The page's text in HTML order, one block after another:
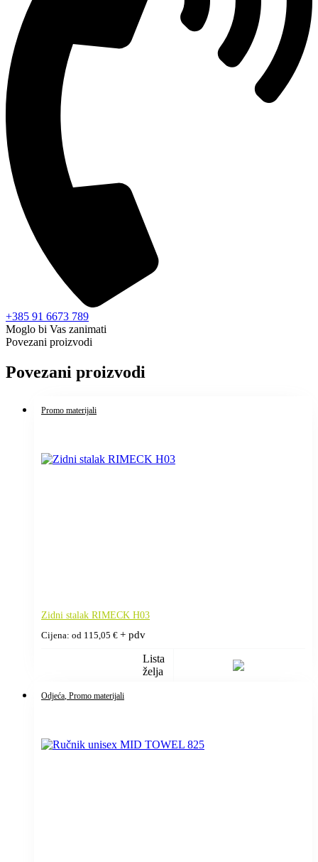
+385 91 6673 789
Moglo bi Vas zanimati
Povezani proizvodi
Povezani proizvodi
Promo materijali
Zidni stalak RIMECK H03
Cijena: od 115,05 € + pdv
Lista
želja
Odjeća, Promo materijali